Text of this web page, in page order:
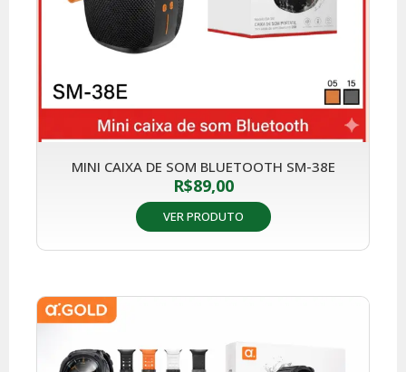
MINI CAIXA DE SOM BLUETOOTH SM-38E
R$89,00
VER PRODUTO